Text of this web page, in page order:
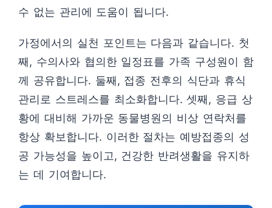
수 없는 관리에 도움이 됩니다.
가정에서의 실천 포인트는 다음과 같습니다. 첫
째, 수의사와 협의한 일정표를 가족 구성원이 함
께 공유합니다. 둘째, 접종 전후의 식단과 휴식
관리로 스트레스를 최소화합니다. 셋째, 응급 상
황에 대비해 가까운 동물병원의 비상 연락처를
항상 확보합니다. 이러한 절차는 예방접종의 성
공 가능성을 높이고, 건강한 반려생활을 유지하
는 데 기여합니다.